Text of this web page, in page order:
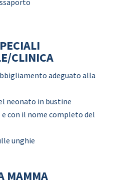
CLINICA
adeguato alla
neonato in bustine
con il nome completo del
unghie
MAMMA